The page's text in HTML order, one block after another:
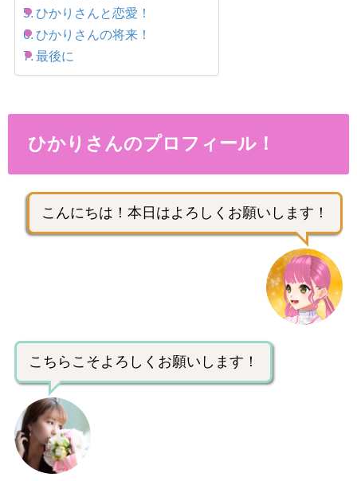
ひかりさんと恋愛！
ひかりさんの将来！
最後に
ひかりさんのプロフィール！
こんにちは！本日はよろしくお願いします！
こちらこそよろしくお願いします！